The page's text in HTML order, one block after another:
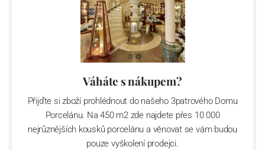
Váháte s nákupem?
Přijďte si zboží prohlédnout do našeho 3patrového Domu
Porcelánu. Na 450 m2 zde najdete přes 10 000
nejrůznějších kousků porcelánu a věnovat se vám budou
pouze vyškolení prodejci.